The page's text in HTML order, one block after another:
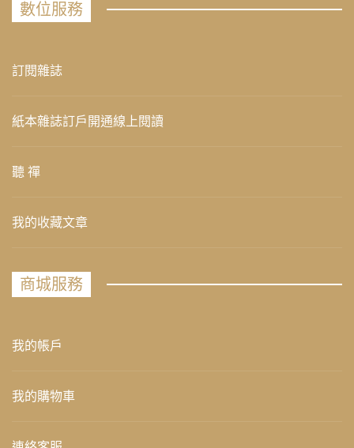
數位服務
訂閱雜誌
紙本雜誌訂戶開通線上閱讀
聽 禪
我的收藏文章
商城服務
我的帳戶
我的購物車